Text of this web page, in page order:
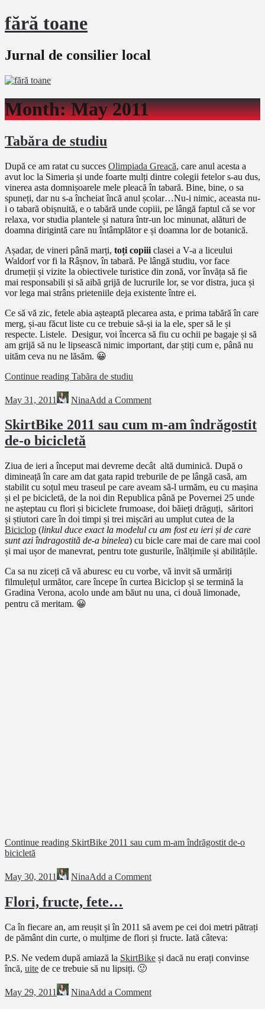
fără toane
Jurnal de consilier local
Month:May 2011
Tabăra de studiu
După ce am ratat cu succes Olimpiada Greacă, care anul acesta a
avut loc la Simeria și unde foarte mulți dintre colegii fetelor s-au dus,
vinerea asta domnișoarele mele pleacă în tabară. Bine, bine, o sa
spuneți, dar nu s-a încheiat încă anul școlar…Nu-i nimic, aceasta nu-
i o tabară obișnuită, e o tabără unde copiii, pe lângă faptul că se vor
relaxa, vor studia plantele și natura într-un loc minunat, alături de
doamna dirigintă care nu întâmplător e și doamna lor de botanică.
Așadar, de vineri până marți, toți copiii clasei a V-a a liceului
Waldorf vor fi la Râșnov, în tabară. Pe lângă studiu, vor face
drumeții și vizite la obiectivele turistice din zonă, vor învăța să fie
mai responsabili și să aibă grijă de lucrurile lor, se vor distra, juca și
vor lega mai strâns prieteniile deja existente între ei.
Ce să vă zic, fetele abia așteaptă plecarea asta, e prima tabără în care
merg, și-au făcut liste cu ce trebuie să-și ia la ele, sper să le și
respecte. Listele. Desigur, voi încerca să fiu cu ochii pe bagaje și să
am grijă să nu le lipsească nimic important, dar știți cum e, până nu
uităm ceva nu ne lăsăm. 😀
Continue reading Tabăra de studiu
May 31, 2011 NinaAdd a Comment
SkirtBike 2011 sau cum m-am îndrăgostit
de-o bicicletă
Ziua de ieri a început mai devreme decât altă duminică. După o
dimineață în care am dat gata rapid treburile de pe lângă casă, am
stabilit cu soțul meu traseul pe care aveam să-l urmăm, eu cu mașina
și el pe bicicletă, de la noi din Republica până pe Povernei 25 unde
ne așteptau cu flori și biciclete frumoase, doi băieți drăguți, săritori
și știutori care în doi timpi și trei mișcări au umplut cutea de la
Biciclop (linkul duce exact la modelul cu am fost eu ieri și de care
sunt azi îndragostită de-a binelea) cu bicle care mai de care mai cool
și mai ușor de manevrat, pentru tote gusturile, înălțimile și abilitățile.
Ca sa nu ziceți că vă aburesc eu cu vorbe, vă invit să urmăriți
filmulețul următor, care începe în curtea Biciclop și se termină la
Gradina Verona, acolo unde am băut nu una, ci două limonade,
pentru că meritam. 😀
Continue reading SkirtBike 2011 sau cum m-am îndrăgostit de-o
bicicletă
May 30, 2011 NinaAdd a Comment
Flori, fructe, fete…
Ca în fiecare an, am reușit și în 2011 să avem pe cei doi metri pătrați
de pământ din curte, o mulțime de flori și fructe. Iată câteva:
P.S. Ne vedem după amiază la SkirtBike și dacă nu erați convinse
încă, uite de ce trebuie să nu lipsiți. 🙂
May 29, 2011 NinaAdd a Comment